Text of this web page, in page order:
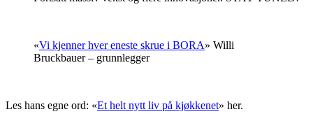
«Vi kjenner hver eneste skrue i BORA» Willi
Bruckbauer – grunnlegger
Les hans egne ord: «Et helt nytt liv på kjøkkenet» her.